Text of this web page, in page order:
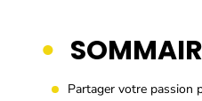
Partager votre passion